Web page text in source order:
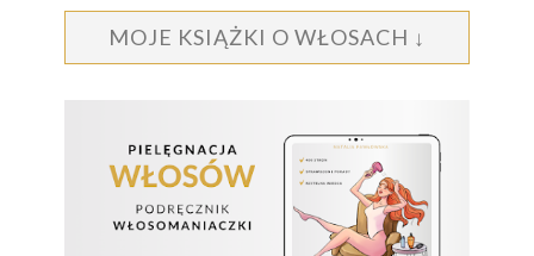
MOJE KSIĄŻKI O WŁOSACH ↓